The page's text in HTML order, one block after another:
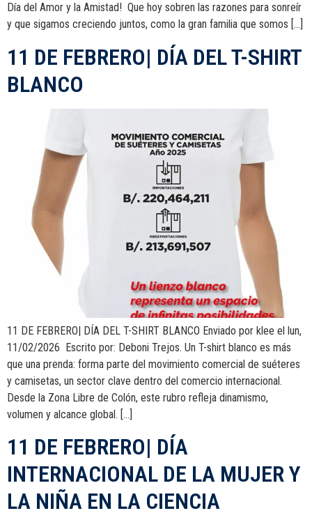
Día del Amor y la Amistad! Que hoy sobren las razones para sonreír
y que sigamos creciendo juntos, como la gran familia que somos […]
11 DE FEBRERO| DÍA DEL T-SHIRT
BLANCO
11 DE FEBRERO| DÍA DEL T-SHIRT BLANCO Enviado por klee el lun,
11/02/2026 Escrito por: Deboni Trejos. Un T-shirt blanco es más
que una prenda: forma parte del movimiento comercial de suéteres
y camisetas, un sector clave dentro del comercio internacional.
Desde la Zona Libre de Colón, este rubro refleja dinamismo,
volumen y alcance global. […]
11 DE FEBRERO| DÍA
INTERNACIONAL DE LA MUJER Y
LA NIÑA EN LA CIENCIA